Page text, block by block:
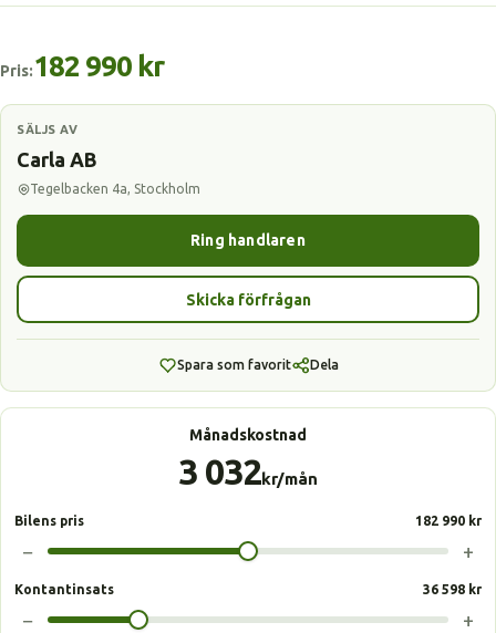
Pris:182 990 kr
SÄLJS AV
Carla AB
Tegelbacken 4a, Stockholm
Ring handlaren
Skicka förfrågan
Spara som favorit Dela
Månadskostnad
3 032kr/mån
Bilens pris 182 990 kr
− +
Kontantinsats 36 598 kr
− +